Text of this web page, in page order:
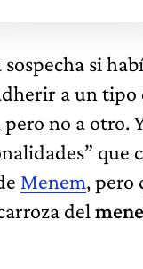
si
a un tipo
no a otro.
que
Menem, pero
del